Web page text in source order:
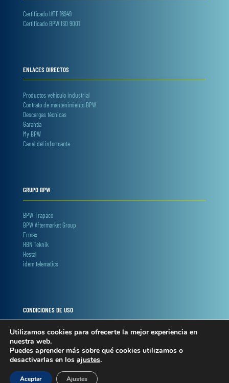
Certificado IATF 16949
Certificado BPW ISO 9001
ENLACES DIRECTOS
Productos vehículo industrial
Contrato de mantenimiento BPW
Descargas técnicas
Garantía
My BPW
Canal del informante
GRUPO BPW
BPW Trapaco
BPW Aftermarket Group
Ermax
HBN Teknik
Hestal
idem telematics
CONDICIONES DE USO
Términos y condiciones
Privacidad y cookies
Condiciones web shop
Política interna canal denuncias
Utilizamos cookies para ofrecerte la mejor experiencia en
nuestra web.
Puedes aprender más sobre qué cookies utilizamos o
desactivarlas en los ajustes.
Aceptar Ajustes